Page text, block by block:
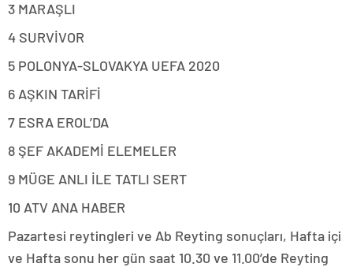
3 MARAŞLI
4 SURVİVOR
5 POLONYA-SLOVAKYA UEFA 2020
6 AŞKIN TARİFİ
7 ESRA EROL’DA
8 ŞEF AKADEMİ ELEMELER
9 MÜGE ANLI İLE TATLI SERT
10 ATV ANA HABER
Pazartesi reytingleri ve Ab Reyting sonuçları, Hafta içi
ve Hafta sonu her gün saat 10.30 ve 11.00’de Reyting